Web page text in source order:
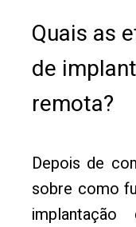
Quais as
de
remota?
Depois de
sobre como